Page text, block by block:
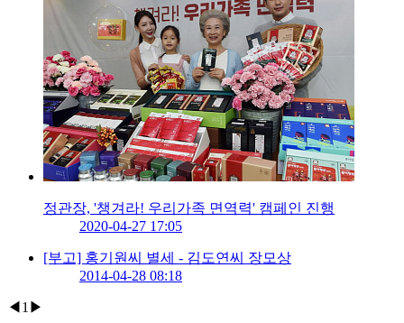
정관장, '챙겨라! 우리가족 면역력' 캠페인 진행
2020-04-27 17:05
[부고] 홍기원씨 별세 - 김도연씨 장모상
2014-04-28 08:18
◀ 1 ▶